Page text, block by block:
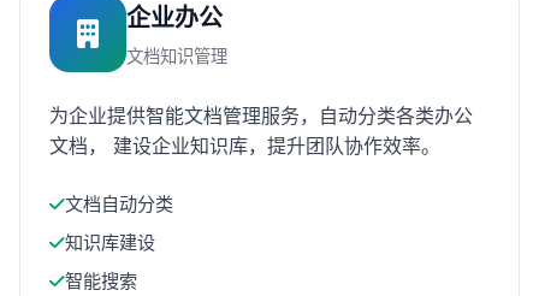
企业办公
文档知识管理
为企业提供智能文档管理服务，自动分类各类办公
文档， 建设企业知识库，提升团队协作效率。
文档自动分类
知识库建设
智能搜索